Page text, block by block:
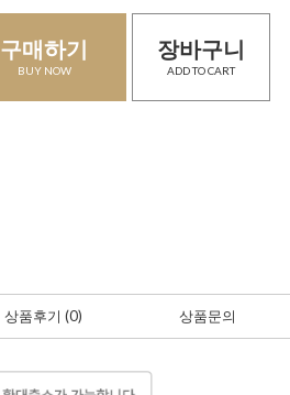
구매하기
BUY NOW
장바구니
ADD TO CART
상품후기 (0) 상품문의